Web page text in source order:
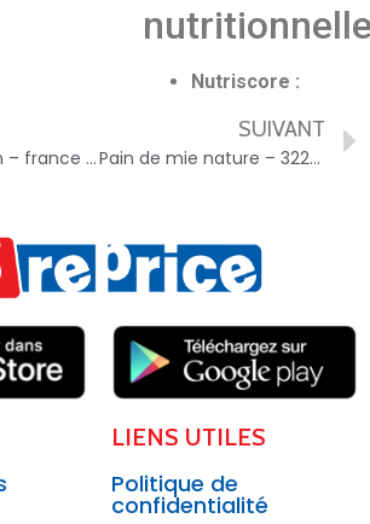
Nutriscore :
pomme golden – france – 0000000000009
SUIVANT
Pain de mie nature – 3228857000913
LIENS UTILES
Politique de
confidentialité